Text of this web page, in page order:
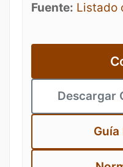
Fuente: Listado
Descargar
Guía